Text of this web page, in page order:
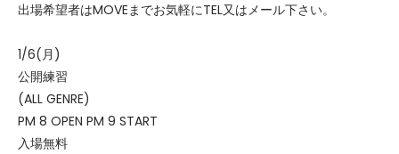
出場希望者はMOVEまでお気軽にTEL又はメール下さい。
1/6(月)
公開練習
(ALL GENRE)
PM 8 OPEN PM 9 START
入場無料